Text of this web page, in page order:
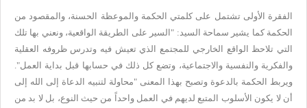
الفقرة
الأولى تشتمل على كلمتي الحكمة والموعظة الحسنة، والمقصود من
الحكمة كما يشير سماحة السيد: "السير على الطريقة الواقعية، ونعني بها تلك
التي تلاحظ
الواقع الخارجي للمجتمع الذي تعيش فيه وتدرس ظروفه العقلية
والفكرية والنفسية والاجتماعية، وتضع كل ذلك في حسابها قبل بداية العمل".
ويربط
الحكمة بالدعوة وتصبح بهذا المعنى "محاولة لتنبيه الدعاة إلى الله إلى
أن لا يكون الأسلوب المتبع لديهم في العمل واحداً من حيث النوع، بل لا بد من